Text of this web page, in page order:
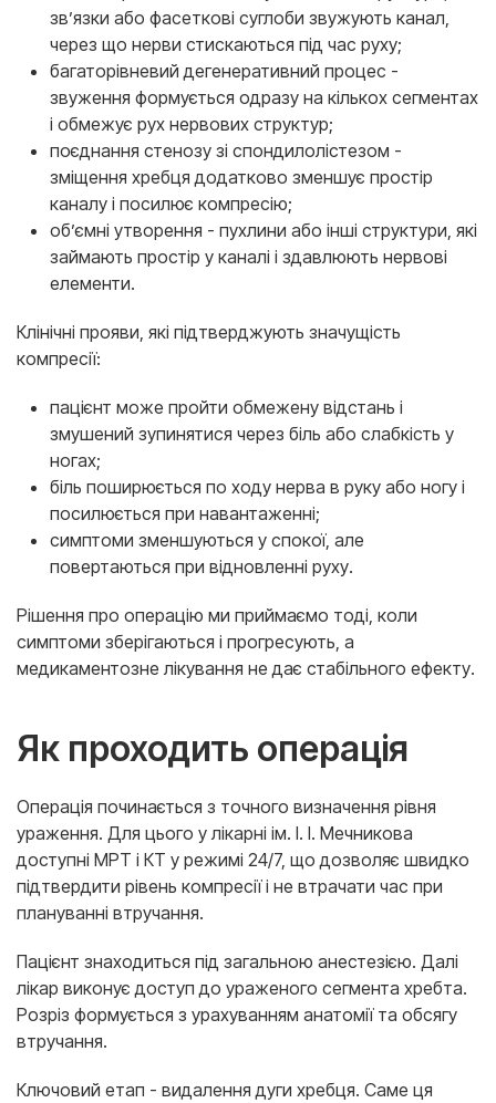
зв’язки або фасеткові суглоби звужують канал,
через що нерви стискаються під час руху;
багаторівневий дегенеративний процес -
звуження формується одразу на кількох сегментах
і обмежує рух нервових структур;
поєднання стенозу зі спондилолістезом -
зміщення хребця додатково зменшує простір
каналу і посилює компресію;
об’ємні утворення - пухлини або інші структури, які
займають простір у каналі і здавлюють нервові
елементи.
Клінічні прояви, які підтверджують значущість
компресії:
пацієнт може пройти обмежену відстань і
змушений зупинятися через біль або слабкість у
ногах;
біль поширюється по ходу нерва в руку або ногу і
посилюється при навантаженні;
симптоми зменшуються у спокої, але
повертаються при відновленні руху.
Рішення про операцію ми приймаємо тоді, коли
симптоми зберігаються і прогресують, а
медикаментозне лікування не дає стабільного ефекту.
Як проходить операція
Операція починається з точного визначення рівня
ураження. Для цього у лікарні ім. І. І. Мечникова
доступні МРТ і КТ у режимі 24/7, що дозволяє швидко
підтвердити рівень компресії і не втрачати час при
плануванні втручання.
Пацієнт знаходиться під загальною анестезією. Далі
лікар виконує доступ до ураженого сегмента хребта.
Розріз формується з урахуванням анатомії та обсягу
втручання.
Ключовий етап - видалення дуги хребця. Саме ця